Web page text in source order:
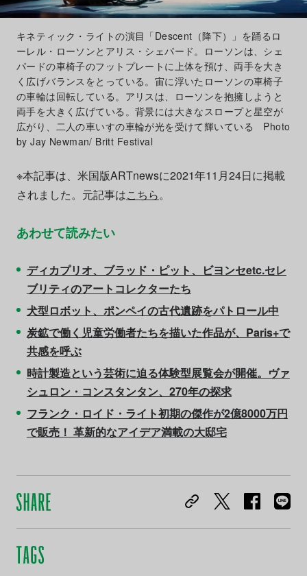
キネティック・ライトの演目「Descent（降下）」を踊るロ
ーレル・ローソンとアリス・シェパード。ローソンは、シェ
パードの車椅子のフットプレートに上体を預け、両手を大き
く広げバランスをとっている。宙に浮いたローソンの車椅子
の車輪は回転している。アリスは、ローソンを抱擁しようと
両手を大きく広げている。背景には大きなスロープと星空が
広がり、二人の車いすの車輪が光を受けて輝いている Photo
by Jay Newman/ Britt Festival
※本記事は、米国版ARTnewsに2021年11月24日に掲載
されました。元記事はこちら。
あわせて読みたい
ディカプリオ、ブラッド・ピット、ビヨンセetc.セレ
ブリティのアートコレクターたち
犬型ロボット、ポンペイの古代遺跡をパトロール中
炭鉱で働く児童労働者たちを描いた作品が、Paris+で
共感を呼ぶ
時計製造という芸術に迫る体験型展覧会が開催。ヴァ
シュロン・コンスタンタン、270年の探求
フランク・ロイド・ライト初期の傑作が2億8000万円
で販売！ 革新的なアイデア満載の大邸宅